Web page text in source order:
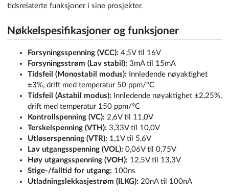
tidsrelaterte funksjoner i sine prosjekter.
Nøkkelspesifikasjoner og funksjoner
Forsyningsspenning (VCC): 4,5V til 16V
Forsyningsstrøm (Lav stabil): 3mA til 15mA
Tidsfeil (Monostabil modus): Innledende nøyaktighet
±3%, drift med temperatur 50 ppm/°C
Tidsfeil (Astabil modus): Innledende nøyaktighet ±2,25%,
drift med temperatur 150 ppm/°C
Kontrollspenning (VC): 2,6V til 11,0V
Terskelspenning (VTH): 3,33V til 10,0V
Utløserspenning (VTR): 1,1V til 5,6V
Lav utgangsspenning (VOL): 0,06V til 0,75V
Høy utgangsspenning (VOH): 12,5V til 13,3V
Stige-/falltid for utgang: 100ns
Utladningslekkasjestrøm (ILKG): 20nA til 100nA